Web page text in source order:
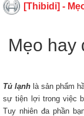
[Thibidi] -
Mẹo hay
Tủ lạnh là sản phẩm
sự tiện lợi trong việc
Tuy nhiên đa phần